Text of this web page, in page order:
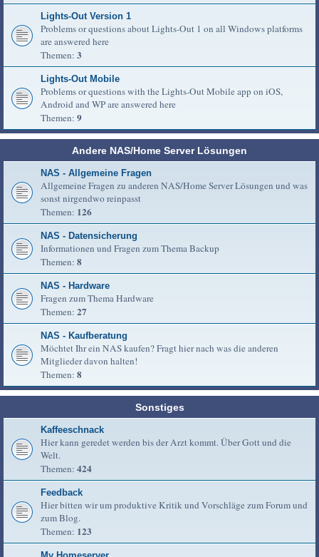
Lights-Out Version 1
Problems or questions about Lights-Out 1 on all Windows platforms
are answered here
Themen: 3
Lights-Out Mobile
Problems or questions with the Lights-Out Mobile app on iOS,
Android and WP are answered here
Themen: 9
Andere NAS/Home Server Lösungen
NAS - Allgemeine Fragen
Allgemeine Fragen zu anderen NAS/Home Server Lösungen und was
sonst nirgendwo reinpasst
Themen: 126
NAS - Datensicherung
Informationen und Fragen zum Thema Backup
Themen: 8
NAS - Hardware
Fragen zum Thema Hardware
Themen: 27
NAS - Kaufberatung
Möchtet Ihr ein NAS kaufen? Fragt hier nach was die anderen
Mitglieder davon halten!
Themen: 8
Sonstiges
Kaffeeschnack
Hier kann geredet werden bis der Arzt kommt. Über Gott und die
Welt.
Themen: 424
Feedback
Hier bitten wir um produktive Kritik und Vorschläge zum Forum und
zum Blog.
Themen: 123